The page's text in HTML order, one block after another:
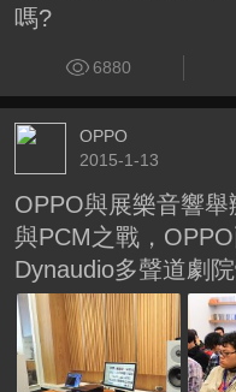
嗎?
6880
OPPO
2015-1-13
OPPO與展樂音響
與PCM之戰，
Dynaudio多聲道劇